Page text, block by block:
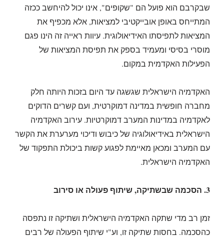
שבקרבם הוא פועל הם "שקופים", אינו יכול להיחשב ככזה
המתייחס באופן אובייקטיבי למציאות, אלא מכפיף את
המציאות לתפיסתו האידיאולוגית. עיוות ראייה זה הינו פגם
מוסרי בסיסי ומעמיד בספק את תפיסת המציאות של
הפעילות האקדמית במקום.
האקדמיה הישראלית שגשגה עד היום בזכות היותה חלק
מחברה חופשית במדינה דמוקרטית, ועם קשרים הדוקים
לאקדמיה במדינות המערב דמוקרטיות. עירוב האקדמיה
הישראלית באידיאולוגיה של כיבוש ודיכוי מערערת את הקשר
עם המערב ומכאן מאיימת לפגוע קשות ביכולת התפקוד של
האקדמיה הישראלית.
3. הסכמה שבשתיקה, שיתוף פעולה או סירוב
זמן רב מדי שתקה האקדמיה הישראלית ושתיקה זו נתפסה
כהסכמה. בחסות שתיקה זו, וע"י שיתוף הפעולה של רבים